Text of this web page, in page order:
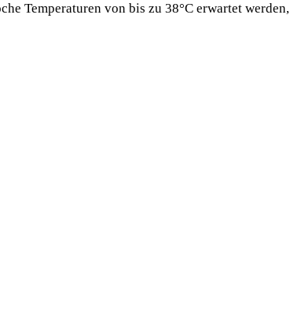
Temperaturen von bis zu 38°C erwartet werden,